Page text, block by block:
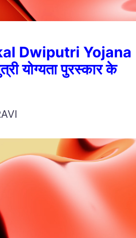
Dwiputri Yojana
योग्यता पुरस्कार के